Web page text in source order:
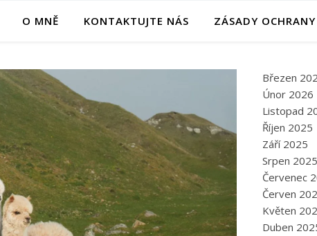
O MNĚ KONTAKTUJTE NÁS ZÁSADY
Březen
Únor 2026
Listopad
Říjen 2025
Září 2025
Srpen 2025
Červenec
Červen
Květen
Duben